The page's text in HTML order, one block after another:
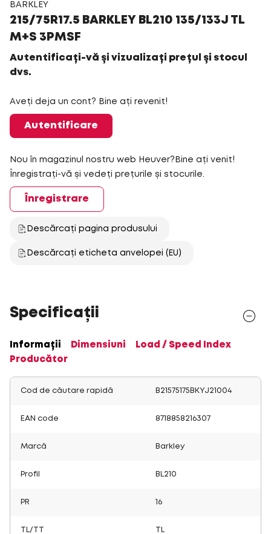
BARKLEY
215/75R17.5 BARKLEY BL210 135/133J TL
M+S 3PMSF
Autentificați-vă și vizualizați prețul și stocul
dvs.
Aveți deja un cont? Bine ați revenit!
Autentificare
Nou în magazinul nostru web Heuver?Bine ați venit!
Înregistrați-vă și vedeți prețurile și stocurile.
Înregistrare
Descărcați pagina produsului
Descărcați eticheta anvelopei (EU)
Specificații
Informații Dimensiuni
Load / Speed Index
Producător
Cod de căutare rapidă B21575175BKYJ21004
EAN code 8718858216307
Marcă Barkley
Profil BL210
PR 16
TL/TT